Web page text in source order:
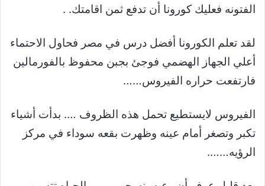
الفتونه فعليك كورونا أن تدفع ثمن اقامتك. .
لقد تعلم الكورونا أفضل درس في مصر فحاول الاحتماء
أعلي الجهاز الهضمي فوجئ بجبن محفوظ بالفورمالين
فارتفعت حراره الفيروس……
الفيروس لايستطيع تحمل هذه الظروف …. بدأت أشياء
تكبر وتصغر أمام عينه وظهرت بقعه سوداء في مركز
الرؤيه…….